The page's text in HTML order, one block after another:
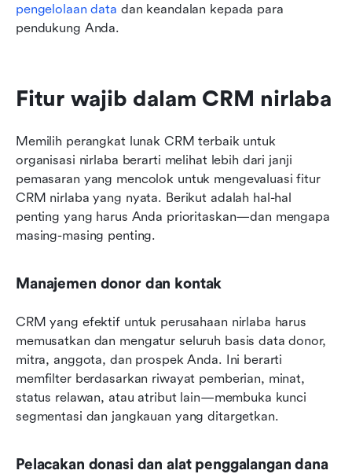
pengelolaan data dan keandalan kepada para
pendukung Anda.
Fitur wajib dalam CRM nirlaba
Memilih perangkat lunak CRM terbaik untuk
organisasi nirlaba berarti melihat lebih dari janji
pemasaran yang mencolok untuk mengevaluasi fitur
CRM nirlaba yang nyata. Berikut adalah hal-hal
penting yang harus Anda prioritaskan—dan mengapa
masing-masing penting.
Manajemen donor dan kontak
CRM yang efektif untuk perusahaan nirlaba harus
memusatkan dan mengatur seluruh basis data donor,
mitra, anggota, dan prospek Anda. Ini berarti
memfilter berdasarkan riwayat pemberian, minat,
status relawan, atau atribut lain—membuka kunci
segmentasi dan jangkauan yang ditargetkan.
Pelacakan donasi dan alat penggalangan dana